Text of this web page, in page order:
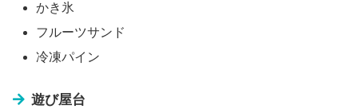
かき氷
フルーツサンド
冷凍パイン
遊び屋台